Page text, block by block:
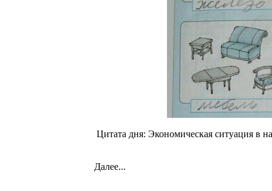
Цитата дня: Экономическая ситуация в
Далее...